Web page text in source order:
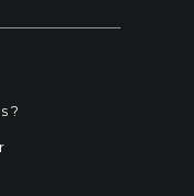
?